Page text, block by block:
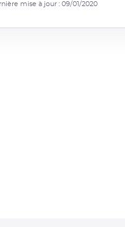
mise à jour : 09/01/2020